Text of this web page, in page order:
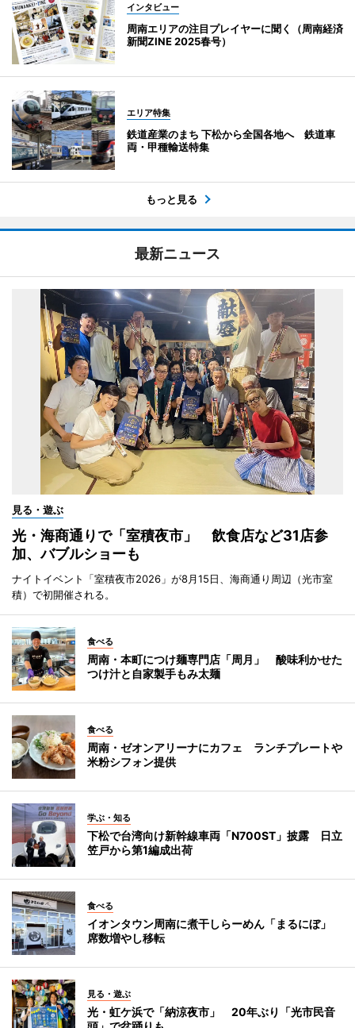
インタビュー
周南エリアの注目プレイヤーに聞く（周南経済
新聞ZINE 2025春号）
エリア特集
鉄道産業のまち 下松から全国各地へ 鉄道車
両・甲種輸送特集
もっと見る
最新ニュース
見る・遊ぶ
光・海商通りで「室積夜市」 飲食店など31店参
加、バブルショーも
ナイトイベント「室積夜市2026」が8月15日、海商通り周辺（光市室
積）で初開催される。
食べる
周南・本町につけ麺専門店「周月」 酸味利かせた
つけ汁と自家製手もみ太麺
食べる
周南・ゼオンアリーナにカフェ ランチプレートや
米粉シフォン提供
学ぶ・知る
下松で台湾向け新幹線車両「N700ST」披露 日立
笠戸から第1編成出荷
食べる
イオンタウン周南に煮干しらーめん「まるにぼ」
席数増やし移転
見る・遊ぶ
光・虹ケ浜で「納涼夜市」 20年ぶり「光市民音